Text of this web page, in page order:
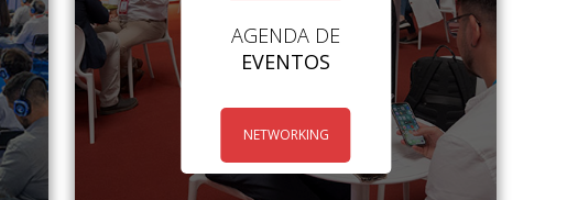
AGENDA DE
EVENTOS
NETWORKING